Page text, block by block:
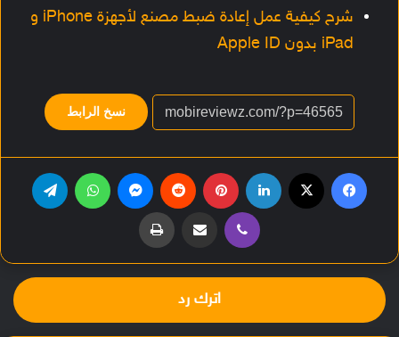
شرح كيفية عمل إعادة ضبط مصنع لأجهزة iPhone و
iPad بدون Apple ID
نسخ الرابط
ڤايبر مشاركة عبر البريد طباعة
اترك رد